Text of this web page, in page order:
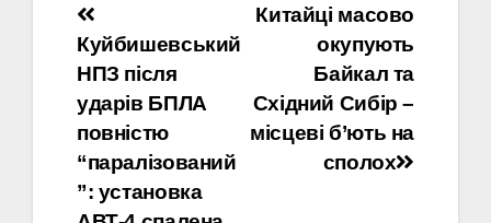
Навігація
записів
Китайці масово
окупують
Байкал та
Східний Сибір –
місцеві б’ють на
сполох
Куйбишевський
НПЗ після
ударів БПЛА
повністю
“паралізований
”: установка